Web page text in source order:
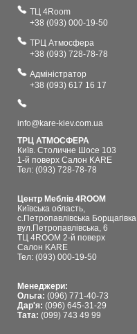
ТЦ 4Room
+38 (093) 000-19-50
ТРЦ Атмосфера
+38 (093) 728-78-78
Адміністратор
+38 (093) 617 16 17
info@kare-kiev.com.ua
ТРЦ АТМОСФЕРА
Київ. Столичне Шосе 103
1-й поверх Салон KARE
Тел: (093) 728-78-78
Центр Меблів 4ROOM
Київська область,
с.Петропавлівська Борщагівка
вул.Петропавлівська, 6
ТЦ 4ROOM 2-й поверх
Салон KARE
Тел: (093) 000-19-50
Менеджери:
Ольга: (096) 771-40-73
Дар'я: (096) 645-31-29
Тата: (099) 743 49 99